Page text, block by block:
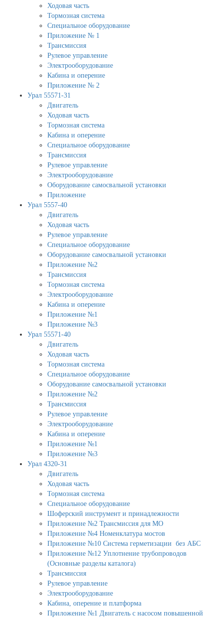
Ходовая часть
Тормозная система
Специальное оборудование
Приложение № 1
Трансмиссия
Рулевое управление
Электрооборудование
Кабина и оперение
Приложение № 2
Урал 55571-31
Двигатель
Ходовая часть
Тормозная система
Кабина и оперение
Специальное оборудование
Трансмиссия
Рулевое управление
Электрооборудование
Оборудование самосвальной установки
Приложение
Урал 5557-40
Двигатель
Ходовая часть
Рулевое управление
Специальное оборудование
Оборудование самосвальной установки
Приложение №2
Трансмиссия
Тормозная система
Электрооборудование
Кабина и оперение
Приложение №1
Приложение №3
Урал 55571-40
Двигатель
Ходовая часть
Тормозная система
Специальное оборудование
Оборудование самосвальной установки
Приложение №2
Трансмиссия
Рулевое управление
Электрооборудование
Кабина и оперение
Приложение №1
Приложение №3
Урал 4320-31
Двигатель
Ходовая часть
Тормозная система
Специальное оборудование
Шоферский инструмент и принадлежности
Приложение №2 Трансмиссия для МО
Приложение №4 Номенклатура мостов
Приложение №10 Система герметизации без АБС
Приложение №12 Уплотнение трубопроводов
(Основные разделы каталога)
Трансмиссия
Рулевое управление
Электрооборудование
Кабина, оперение и платформа
Приложение №1 Двигатель с насосом повышенной